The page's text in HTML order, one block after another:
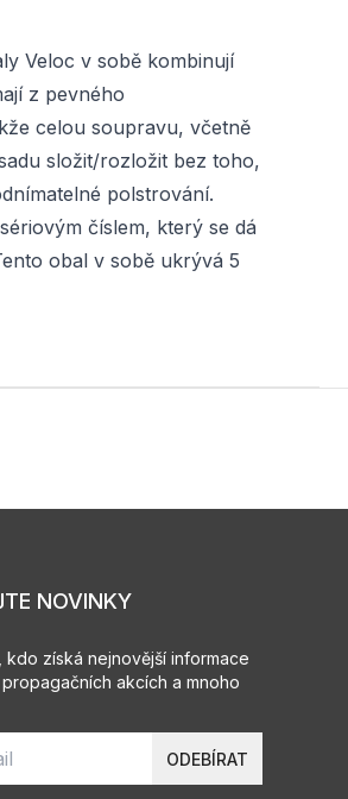
Veloc v sobě kombinují
z pevného
celou soupravu, včetně
složit/rozložit bez toho,
polstrování.
číslem, který se dá
obal v sobě ukrývá 5
NOVINKY
kdo získá nejnovější informace
akcích a mnoho
ODEBÍRAT